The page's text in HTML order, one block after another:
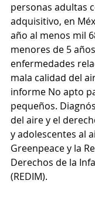
personas adultas
adquisitivo, en
año al menos mil
menores de 5
enfermedades
mala calidad del
informe No apto
pequeños.
del aire y el
y adolescentes al
Greenpeace y la
Derechos de la
(REDIM).